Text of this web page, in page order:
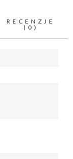
RECENZJE
(0)